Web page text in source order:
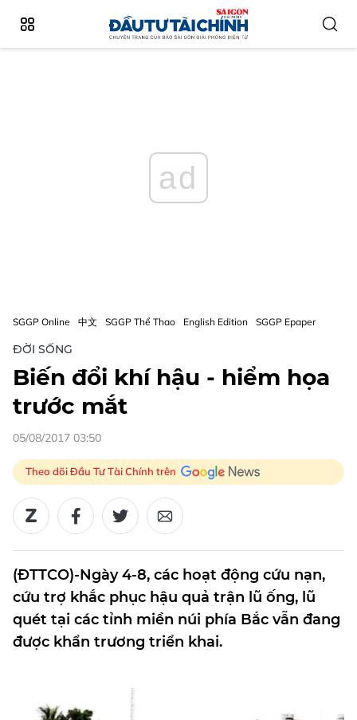
ad
SGGP Online 中文 SGGP Thể Thao English Edition SGGP Epaper
ĐỜI SỐNG
Biến đổi khí hậu - hiểm họa
trước mắt
05/08/2017 03:50
Theo dõi Đầu Tư Tài Chính trên
(ĐTTCO)-Ngày 4-8, các hoạt động cứu nạn,
cứu trợ khắc phục hậu quả trận lũ ống, lũ
quét tại các tỉnh miền núi phía Bắc vẫn đang
được khẩn trương triển khai.